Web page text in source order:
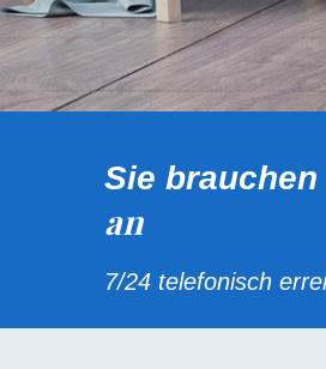
Sie
an
7/24 telefonisch